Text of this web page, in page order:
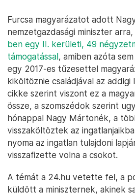
Furcsa magyarázatot adott
nemzetgazdasági miniszter arra,
ben egy II. kerületi, 49
támogatással, amiben azóta
egy 2017-es tűzesettel
kiköltöznie családjával az addigi
cikke szerint viszont ez a
össze, a szomszédok szerint
hónappal Nagy Mártonék, a
visszaköltöztek az
nyoma az ingatlan tulajdoni
visszafizette volna a csokot.
A témát a 24.hu vetette fel, a
küldött a miniszternek, akinek